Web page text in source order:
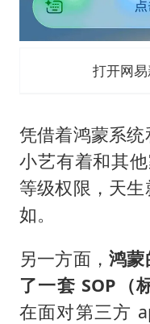
打开网
凭借着鸿蒙系统
小艺有着和其
等级权限，天
如。
另一方面，鸿蒙
了一套 SOP（
在面对第三方